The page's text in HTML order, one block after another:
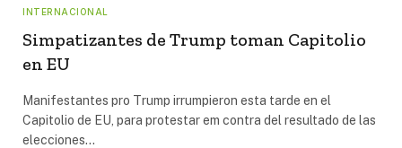
INTERNACIONAL
Simpatizantes de Trump toman Capitolio
en EU
Manifestantes pro Trump irrumpieron esta tarde en el
Capitolio de EU, para protestar em contra del resultado de las
elecciones…